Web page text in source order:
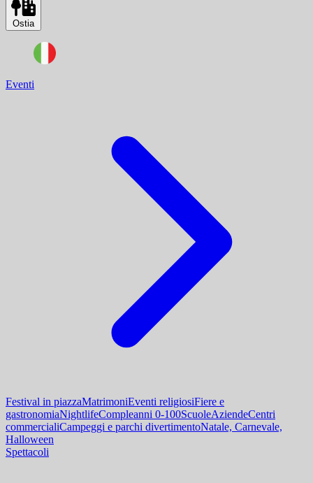
Ostia
Eventi
Festival in piazzaMatrimoniEventi religiosiFiere e
gastronomiaNightlifeCompleanni 0-100ScuoleAziendeCentri
commercialiCampeggi e parchi divertimentoNatale, Carnevale,
Halloween
Spettacoli